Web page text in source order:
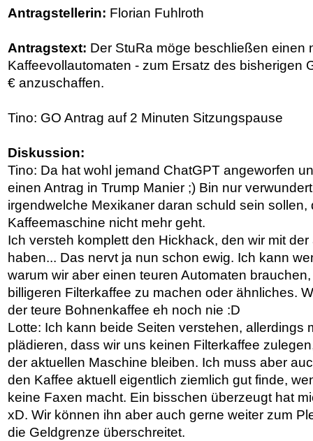
Antragstellerin: Florian Fuhlroth
Antragstext: Der StuRa möge beschließen einen
Kaffeevollautomaten - zum Ersatz des bisherigen
€ anzuschaffen.
Tino: GO Antrag auf 2 Minuten Sitzungspause
Diskussion:
Tino: Da hat wohl jemand ChatGPT angeworfen
einen Antrag in Trump Manier ;) Bin nur
irgendwelche Mexikaner daran schuld sein sollen,
Kaffeemaschine nicht mehr geht.
Ich versteh komplett den Hickhack, den wir mit
haben... Das nervt ja nun schon ewig. Ich kann
warum wir aber einen teuren Automaten
billigeren Filterkaffee zu machen oder ähnliches.
der teure Bohnenkaffee eh noch nie :D
Lotte: Ich kann beide Seiten verstehen, allerdings
plädieren, dass wir uns keinen Filterkaffee
der aktuellen Maschine bleiben. Ich muss aber
den Kaffee aktuell eigentlich ziemlich gut finde,
keine Faxen macht. Ein bisschen überzeugt hat
xD. Wir können ihn aber auch gerne weiter zum
die Geldgrenze überschreitet.